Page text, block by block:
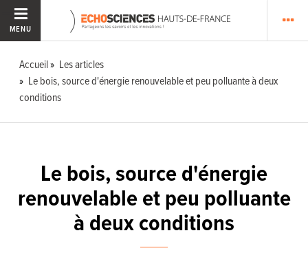
MENU
Accueil
Les articles
Le bois, source d'énergie renouvelable et peu polluante à deux
conditions
Le bois, source d'énergie
renouvelable et peu polluante
à deux conditions